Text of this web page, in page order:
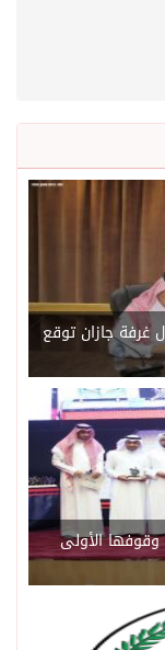
الأعمال غرفة جازان توقع
وقوفها الأولى